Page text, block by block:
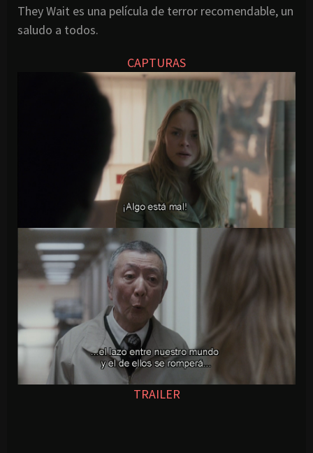
They Wait es una película de terror recomendable, un
saludo a todos.
CAPTURAS
TRAILER